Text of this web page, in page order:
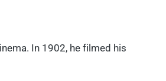
In 1902, he filmed his